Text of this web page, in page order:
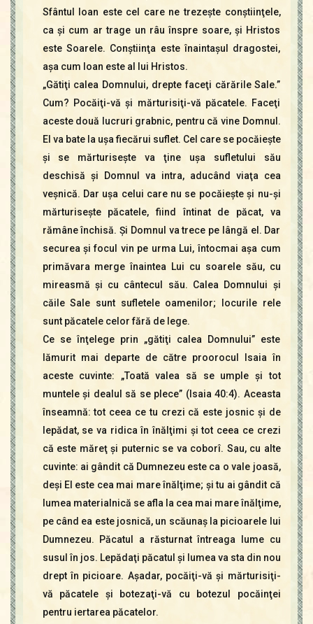
Sfântul Ioan este cel care ne trezeşte conştiinţele,
ca şi cum ar trage un râu înspre soare, şi Hristos
este Soarele. Conştiinţa este înaintaşul dragostei,
aşa cum Ioan este al lui Hristos.
„Gătiţi calea Domnului, drepte faceţi cărările Sale.”
Cum? Pocăiţi-vă şi mărturisiţi-vă păcatele. Faceţi
aceste două lucruri grabnic, pentru că vine Domnul.
El va bate la uşa fiecărui suflet. Cel care se pocăieşte
şi se mărturiseşte va ţine uşa sufletului său
deschisă şi Domnul va intra, aducând viaţa cea
veşnică. Dar uşa celui care nu se pocăieşte şi nu-şi
mărturiseşte păcatele, fiind întinat de păcat, va
rămâne închisă. Şi Domnul va trece pe lângă el. Dar
securea şi focul vin pe urma Lui, întocmai aşa cum
primăvara merge înaintea Lui cu soarele său, cu
mireasmă şi cu cântecul său. Calea Domnului şi
căile Sale sunt sufletele oamenilor; locurile rele
sunt păcatele celor fără de lege.
Ce se înţelege prin „gătiţi calea Domnului” este
lămurit mai departe de către proorocul Isaia în
aceste cuvinte: „Toată valea să se umple şi tot
muntele şi dealul să se plece” (Isaia 40:4). Aceasta
înseamnă: tot ceea ce tu crezi că este josnic şi de
lepădat, se va ridica în înălţimi şi tot ceea ce crezi
că este măreţ şi puternic se va coborî. Sau, cu alte
cuvinte: ai gândit că Dumnezeu este ca o vale joasă,
deşi El este cea mai mare înălţime; şi tu ai gândit că
lumea materialnică se afla la cea mai mare înălţime,
pe când ea este josnică, un scăunaş la picioarele lui
Dumnezeu. Păcatul a răsturnat întreaga lume cu
susul în jos. Lepădaţi păcatul şi lumea va sta din nou
drept în picioare. Aşadar, pocăiţi-vă şi mărturisiţi-
vă păcatele şi botezaţi-vă cu botezul pocăinţei
pentru iertarea păcatelor.